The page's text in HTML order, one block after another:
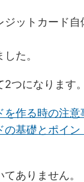
ジットカード自
た。
つになります。
を作る時の注意
の基礎とポイン
ありません。